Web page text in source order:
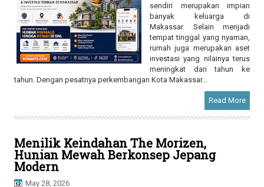
sendiri merupakan impian
banyak keluarga di
Makassar. Selain menjadi
tempat tinggal yang nyaman,
rumah juga merupakan aset
investasi yang nilainya terus
meningkat dari tahun ke
tahun. Dengan pesatnya perkembangan Kota Makassar...
Read More
Menilik Keindahan The Morizen,
Hunian Mewah Berkonsep Jepang
Modern
May 28, 2026